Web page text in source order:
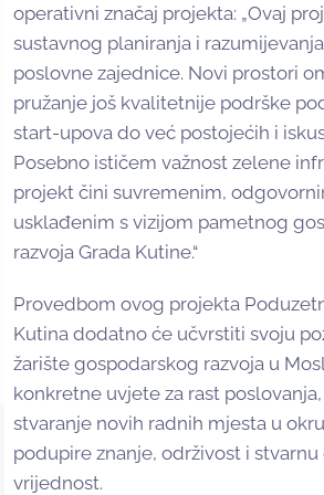
operativni značaj projekta: „Ovaj
sustavnog planiranja i
poslovne zajednice. Novi prostori
pružanje još kvalitetnije podrške
start-upova do već postojećih i
Posebno ističem važnost zelene
projekt čini suvremenim,
usklađenim s vizijom pametnog
razvoja Grada Kutine.“
Provedbom ovog projekta
Kutina dodatno će učvrstiti svoju
žarište gospodarskog razvoja u
konkretne uvjete za rast
stvaranje novih radnih mjesta u
podupire znanje, održivost i
vrijednost.